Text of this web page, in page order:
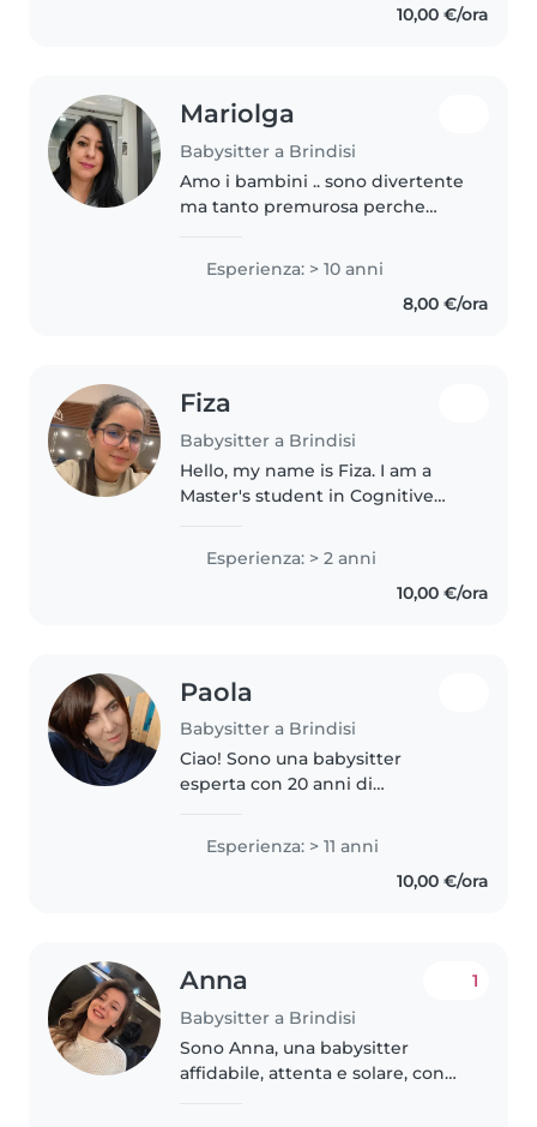
10,00 €/ora
Mariolga
Babysitter a Brindisi
Amo i bambini .. sono divertente
ma tanto premurosa perche
cura di loro come se sono i miei
figli !!
Esperienza: > 10 anni
8,00 €/ora
Fiza
Babysitter a Brindisi
Hello, my name is Fiza. I am a
Master's student in Cognitive
enjoy spending time with
children, helping them with
Esperienza: > 2 anni
10,00 €/ora
Paola
Babysitter a Brindisi
Ciao! Sono una babysitter
esperta con 20 anni di
le età. Ho una certificazione di
primo soccorso. Parlo inglese e
italiano. Adoro disegnare,
Esperienza: > 11 anni
10,00 €/ora
Anna
Babysitter a Brindisi
1
Sono Anna, una babysitter
affidabile, attenta e solare, con